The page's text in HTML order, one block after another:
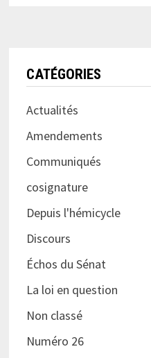
CATÉGORIES
Actualités
Amendements
Communiqués
cosignature
Depuis l'hémicycle
Discours
Échos du Sénat
La loi en question
Non classé
Numéro 26